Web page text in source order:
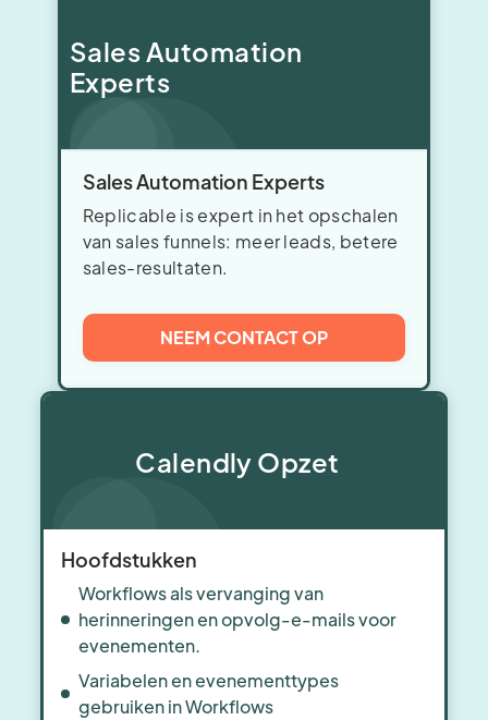
Sales Automation
Experts
Sales Automation Experts
Replicable is expert in het opschalen
van sales funnels: meer leads, betere
sales-resultaten.
NEEM CONTACT OP
Calendly Opzet
Hoofdstukken
Workflows als vervanging van
herinneringen en opvolg-e-mails voor
evenementen.
Variabelen en evenementtypes
gebruiken in Workflows